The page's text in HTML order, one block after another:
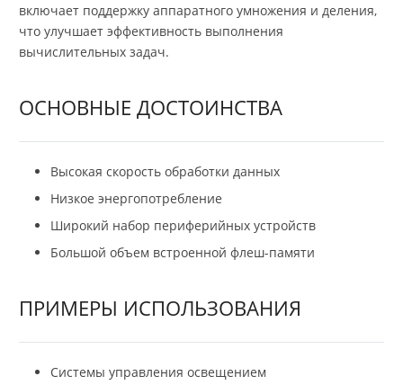
включает поддержку аппаратного умножения и деления,
что улучшает эффективность выполнения
вычислительных задач.
ОСНОВНЫЕ ДОСТОИНСТВА
Высокая скорость обработки данных
Низкое энергопотребление
Широкий набор периферийных устройств
Большой объем встроенной флеш-памяти
ПРИМЕРЫ ИСПОЛЬЗОВАНИЯ
Системы управления освещением